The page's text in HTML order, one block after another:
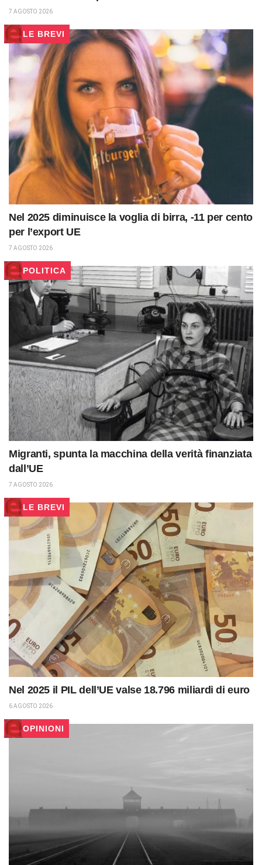
7 AGOSTO 2026
LE BREVI
Nel 2025 diminuisce la voglia di birra, -11 per cento
per l’export UE
7 AGOSTO 2026
POLITICA
Migranti, spunta la macchina della verità finanziata
dall’UE
7 AGOSTO 2026
LE BREVI
Nel 2025 il PIL dell’UE valse 18.796 miliardi di euro
6 AGOSTO 2026
OPINIONI